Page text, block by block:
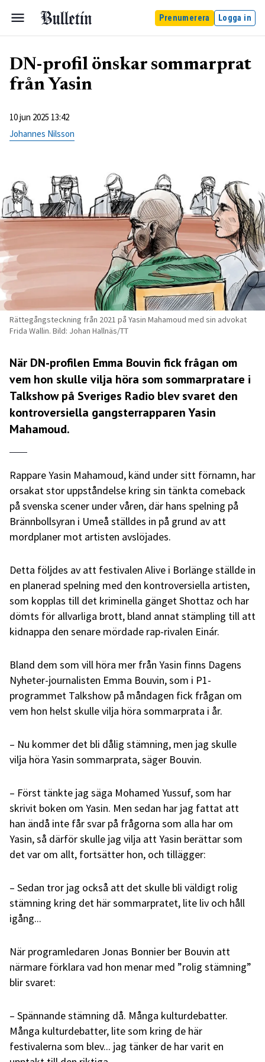
Prenumerera Logga in
DN-profil önskar sommarprat
från Yasin
10 jun 2025 13:42
Johannes Nilsson
Rättegångsteckning från 2021 på Yasin Mahamoud med sin advokat
Frida Wallin. Bild: Johan Hallnäs/TT
När DN-profilen Emma Bouvin fick frågan om
vem hon skulle vilja höra som sommarpratare i
Talkshow på Sveriges Radio blev svaret den
kontroversiella gangsterrapparen Yasin
Mahamoud.
Rappare Yasin Mahamoud, känd under sitt förnamn, har
orsakat stor uppståndelse kring sin tänkta comeback
på svenska scener under våren, där hans spelning på
Brännbollsyran i Umeå ställdes in på grund av att
mordplaner mot artisten avslöjades.
Detta följdes av att festivalen Alive i Borlänge ställde in
en planerad spelning med den kontroversiella artisten,
som kopplas till det kriminella gänget Shottaz och har
dömts för allvarliga brott, bland annat stämpling till att
kidnappa den senare mördade rap-rivalen Einár.
Bland dem som vill höra mer från Yasin finns Dagens
Nyheter-journalisten Emma Bouvin, som i P1-
programmet Talkshow på måndagen fick frågan om
vem hon helst skulle vilja höra sommarprata i år.
– Nu kommer det bli dålig stämning, men jag skulle
vilja höra Yasin sommarprata, säger Bouvin.
– Först tänkte jag säga Mohamed Yussuf, som har
skrivit boken om Yasin. Men sedan har jag fattat att
han ändå inte får svar på frågorna som alla har om
Yasin, så därför skulle jag vilja att Yasin berättar som
det var om allt, fortsätter hon, och tillägger:
– Sedan tror jag också att det skulle bli väldigt rolig
stämning kring det här sommarpratet, lite liv och håll
igång...
När programledaren Jonas Bonnier ber Bouvin att
närmare förklara vad hon menar med ”rolig stämning”
blir svaret:
– Spännande stämning då. Många kulturdebatter.
Många kulturdebatter, lite som kring de här
festivalerna som blev... jag tänker de har varit en